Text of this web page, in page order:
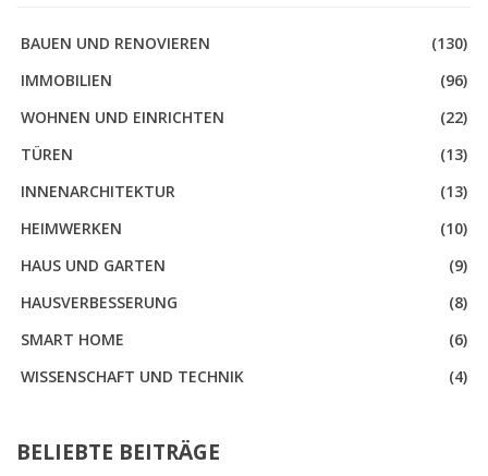
BAUEN UND RENOVIEREN
(130)
IMMOBILIEN
(96)
WOHNEN UND EINRICHTEN
(22)
TÜREN
(13)
INNENARCHITEKTUR
(13)
HEIMWERKEN
(10)
HAUS UND GARTEN
(9)
HAUSVERBESSERUNG
(8)
SMART HOME
(6)
WISSENSCHAFT UND TECHNIK
(4)
BELIEBTE BEITRÄGE